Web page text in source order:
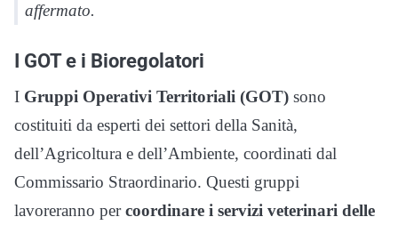
affermato.
I GOT e i Bioregolatori
I Gruppi Operativi Territoriali (GOT) sono
costituiti da esperti dei settori della Sanità,
dell’Agricoltura e dell’Ambiente, coordinati dal
Commissario Straordinario. Questi gruppi
lavoreranno percoordinare i servizi veterinari delle